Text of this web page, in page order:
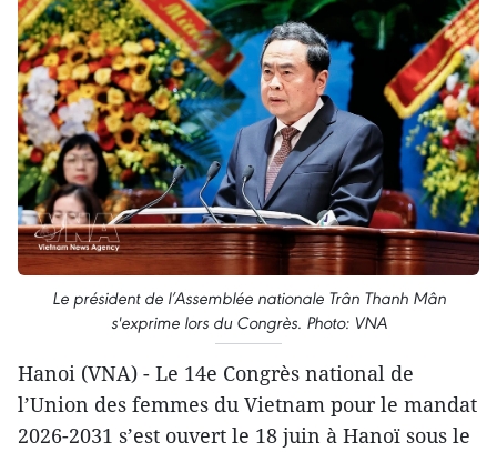
Le président de l’Assemblée nationale Trân Thanh Mân
s'exprime lors du Congrès. Photo: VNA
Hanoi (VNA) - Le 14e Congrès national de
l’Union des femmes du Vietnam pour le mandat
2026-2031 s’est ouvert le 18 juin à Hanoï sous le